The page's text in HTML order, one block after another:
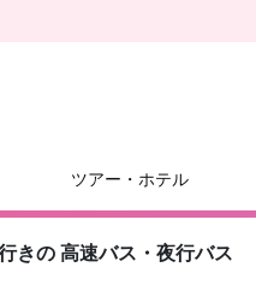
ツアー・ホテル
きの 高速バス・夜行バス